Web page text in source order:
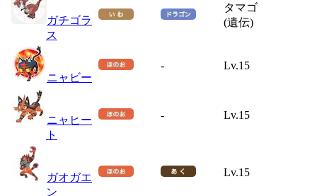
ガチゴラ
ス
タマゴ
(遺伝)
ニャビー
- Lv.15
ニャヒー
ト
- Lv.15
ガオガエ
ン
Lv.15